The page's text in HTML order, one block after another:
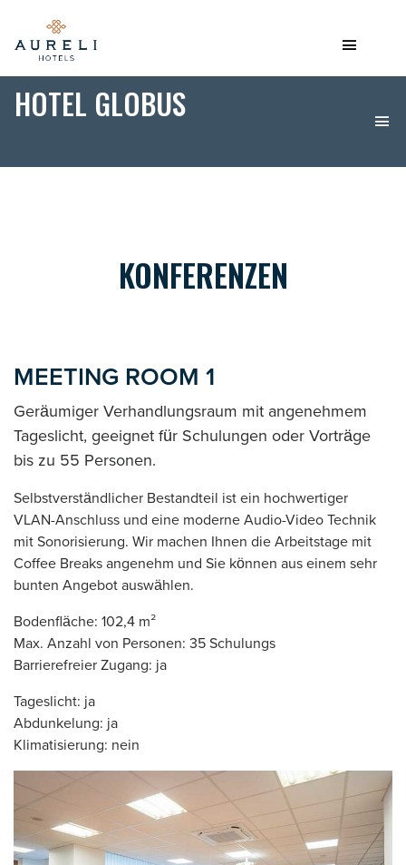
HOTEL GLOBUS
KONFERENZEN
MEETING ROOM 1
Geräumiger Verhandlungsraum mit angenehmem
Tageslicht, geeignet für Schulungen oder Vorträge
bis zu 55 Personen.
Selbstverständlicher Bestandteil ist ein hochwertiger
VLAN-Anschluss und eine moderne Audio-Video Technik
mit Sonorisierung. Wir machen Ihnen die Arbeitstage mit
Coffee Breaks angenehm und Sie können aus einem sehr
bunten Angebot auswählen.
Bodenfläche: 102,4 m²
Max. Anzahl von Personen: 35 Schulungs
Barrierefreier Zugang: ja
Tageslicht: ja
Abdunkelung: ja
Klimatisierung: nein